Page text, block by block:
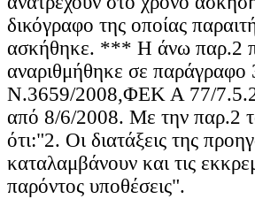
δικόγραφο της οποίας
ασκήθηκε. *** Η άνω παρ.2
αναριθμήθηκε σε
Ν.3659/2008,ΦΕΚ Α 77/
από 8/6/2008. Με την παρ.2
ότι:"2. Οι διατάξεις της
καταλαμβάνουν και τις
παρόντος υποθέσεις".